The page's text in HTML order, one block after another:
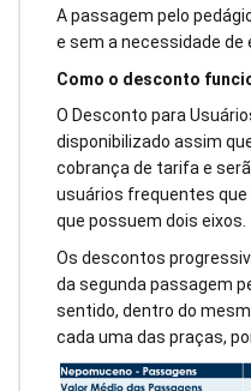
A passagem pelo
e sem a necessidade de
Como o desconto
O Desconto para
disponibilizado assim
cobrança de tarifa e
usuários frequentes
que possuem dois eixos.
Os descontos
da segunda passagem
sentido, dentro do
cada uma das praças,